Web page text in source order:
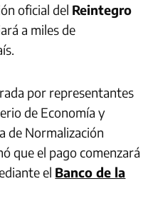
oficial del Reintegro
a miles de
por representantes
de Economía y
de Normalización
que el pago comenzará
el Banco de la